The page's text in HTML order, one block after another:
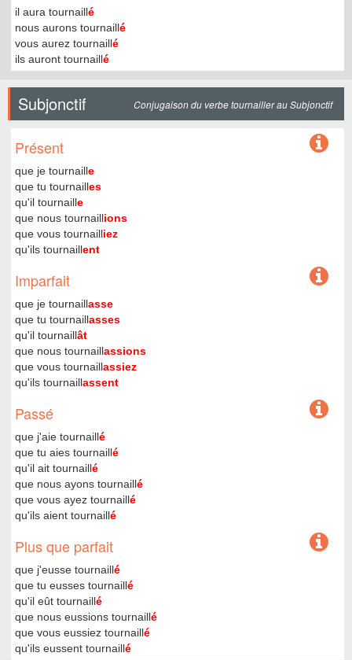
il aura tournaillé
nous aurons tournaillé
vous aurez tournaillé
ils auront tournaillé
Subjonctif Conjugaison du verbe tournailler au Subjonctif
Présent
que je tournaille
que tu tournailles
qu'il tournaille
que nous tournaillions
que vous tournailliez
qu'ils tournaillent
Imparfait
que je tournaillasse
que tu tournaillasses
qu'il tournaillât
que nous tournaillassions
que vous tournaillassiez
qu'ils tournaillassent
Passé
que j'aie tournaillé
que tu aies tournaillé
qu'il ait tournaillé
que nous ayons tournaillé
que vous ayez tournaillé
qu'ils aient tournaillé
Plus que parfait
que j'eusse tournaillé
que tu eusses tournaillé
qu'il eût tournaillé
que nous eussions tournaillé
que vous eussiez tournaillé
qu'ils eussent tournaillé